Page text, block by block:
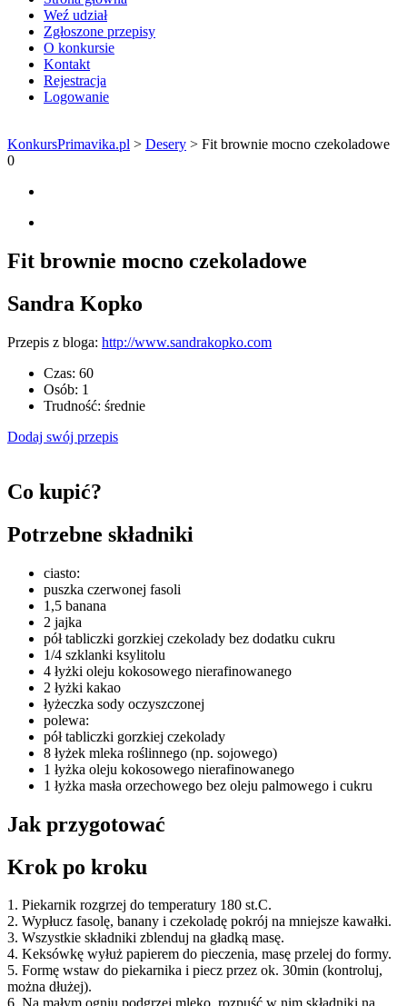
Weź udział
Zgłoszone przepisy
O konkursie
Kontakt
Rejestracja
Logowanie
KonkursPrimavika.pl > Desery > Fit brownie mocno czekoladowe
0
Fit brownie mocno czekoladowe
Sandra Kopko
Przepis z bloga: http://www.sandrakopko.com
Czas: 60
Osób: 1
Trudność: średnie
Dodaj swój przepis
Co kupić?
Potrzebne składniki
ciasto:
puszka czerwonej fasoli
1,5 banana
2 jajka
pół tabliczki gorzkiej czekolady bez dodatku cukru
1/4 szklanki ksylitolu
4 łyżki oleju kokosowego nierafinowanego
2 łyżki kakao
łyżeczka sody oczyszczonej
polewa:
pół tabliczki gorzkiej czekolady
8 łyżek mleka roślinnego (np. sojowego)
1 łyżka oleju kokosowego nierafinowanego
1 łyżka masła orzechowego bez oleju palmowego i cukru
Jak przygotować
Krok po kroku
1. Piekarnik rozgrzej do temperatury 180 st.C.
2. Wypłucz fasolę, banany i czekoladę pokrój na mniejsze kawałki.
3. Wszystkie składniki zblenduj na gładką masę.
4. Keksówkę wyłuż papierem do pieczenia, masę przelej do formy.
5. Formę wstaw do piekarnika i piecz przez ok. 30min (kontroluj,
można dłużej).